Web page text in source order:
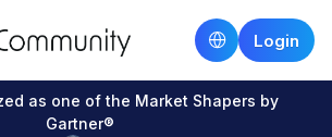
Login
as one of the Market Shapers by
Gartner®